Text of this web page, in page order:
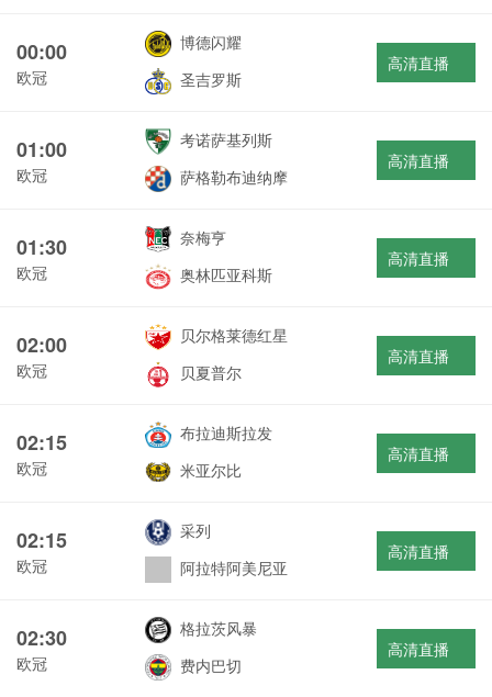
00:00
欧冠
博德闪耀
圣吉罗斯
高清直播
01:00
欧冠
考诺萨基列斯
萨格勒布迪纳摩
高清直播
01:30
欧冠
奈梅亨
奥林匹亚科斯
高清直播
02:00
欧冠
贝尔格莱德红星
贝夏普尔
高清直播
02:15
欧冠
布拉迪斯拉发
米亚尔比
高清直播
02:15
欧冠
采列
阿拉特阿美尼亚
高清直播
02:30
欧冠
格拉茨风暴
费内巴切
高清直播